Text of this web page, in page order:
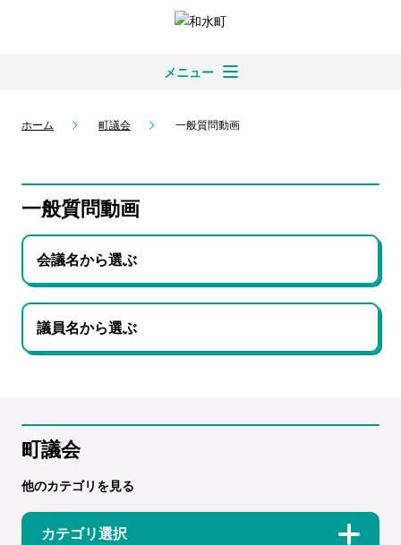
メニュー
ホーム 町議会 一般質問動画
一般質問動画
会議名から選ぶ
議員名から選ぶ
町議会
他のカテゴリを見る
カテゴリ選択